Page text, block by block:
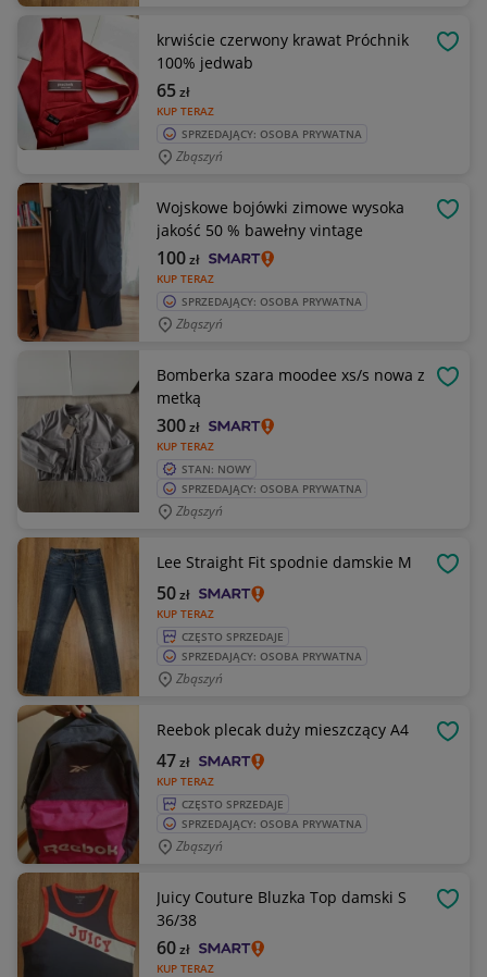
krwiście czerwony krawat Próchnik
100% jedwab
KUP TERAZ
65zł
SPRZEDAJĄCY: OSOBA PRYWATNA
Zbąszyń
Wojskowe bojówki zimowe wysoka
jakość 50 % bawełny vintage
KUP TERAZ
100zł
SPRZEDAJĄCY: OSOBA PRYWATNA
Zbąszyń
Bomberka szara moodee xs/s nowa z
metką
KUP TERAZ
300zł
STAN: NOWY
SPRZEDAJĄCY: OSOBA PRYWATNA
Zbąszyń
Lee Straight Fit spodnie damskie M
KUP TERAZ
50zł
CZĘSTO SPRZEDAJE
SPRZEDAJĄCY: OSOBA PRYWATNA
Zbąszyń
Reebok plecak duży mieszczący A4
KUP TERAZ
47zł
CZĘSTO SPRZEDAJE
SPRZEDAJĄCY: OSOBA PRYWATNA
Zbąszyń
Juicy Couture Bluzka Top damski S
36/38
KUP TERAZ
60zł